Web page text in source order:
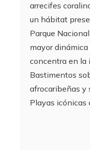
arrecifes
un hábitat
Parque
mayor
concentra en la
Bastimentos
afrocaribeñas y
Playas icónicas